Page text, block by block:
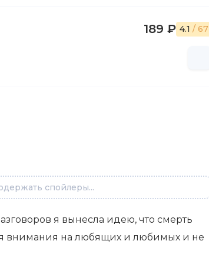
189 ₽ 4.1 / 67
спойлеры...
я вынесла идею, что смерть
внимания на любящих и любимых и не